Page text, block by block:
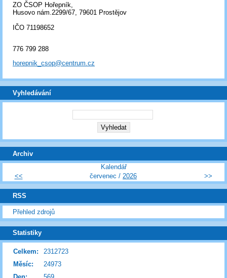
ZO ČSOP Hořepník,
Husovo nám.2299/67, 79601 Prostějov
IČO 71198652
776 799 288
horepnik_csop@centrum.cz
Vyhledávání
Archiv
Kalendář
<<
červenec / 2026 >>
RSS
Přehled zdrojů
Statistiky
Celkem:
2312723
Měsíc:
24973